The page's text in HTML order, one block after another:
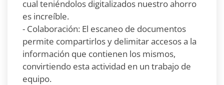
cual teniéndolos digitalizados nuestro ahorro
es increíble.
- Colaboración: El escaneo de documentos
permite compartirlos y delimitar accesos a la
información que contienen los mismos,
convirtiendo esta actividad en un trabajo de
equipo.